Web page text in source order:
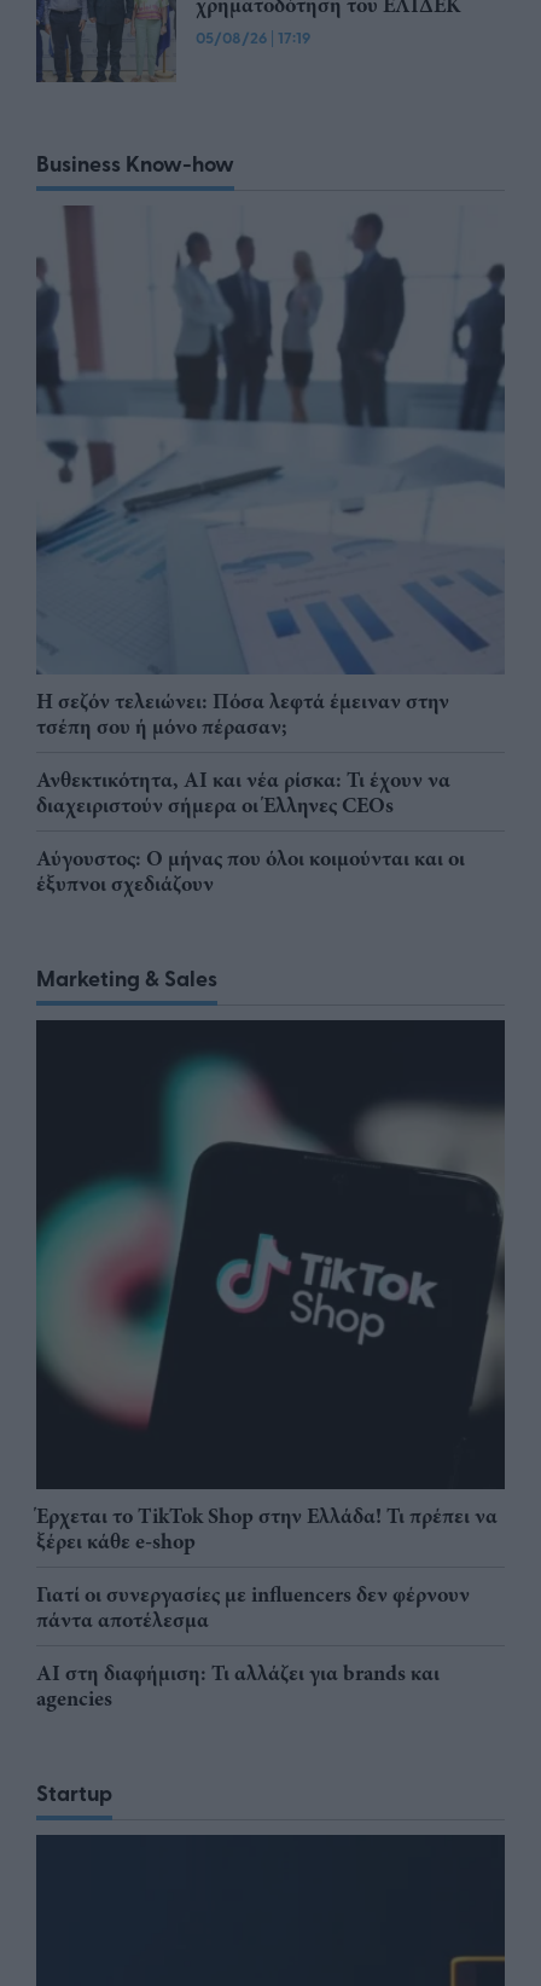
05/08/26 | 17:19
Business Know-how
Η σεζόν τελειώνει: Πόσα λεφτά έμειναν στην
τσέπη σου ή μόνο πέρασαν;
Ανθεκτικότητα, AI και νέα ρίσκα: Τι έχουν να
διαχειριστούν σήμερα οι Έλληνες CEOs
Αύγουστος: Ο μήνας που όλοι κοιμούνται και οι
έξυπνοι σχεδιάζουν
Marketing & Sales
Έρχεται το TikTok Shop στην Ελλάδα! Τι πρέπει να
ξέρει κάθε e-shop
Γιατί οι συνεργασίες με influencers δεν φέρνουν
πάντα αποτέλεσμα
AI στη διαφήμιση: Τι αλλάζει για brands και
agencies
Startup